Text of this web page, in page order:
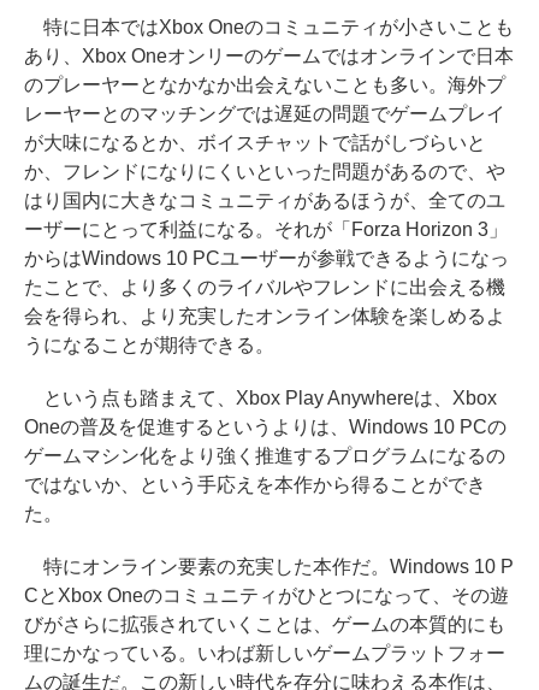
特に日本ではXbox Oneのコミュニティが小さいことも
あり、Xbox Oneオンリーのゲームではオンラインで日本
のプレーヤーとなかなか出会えないことも多い。海外プ
レーヤーとのマッチングでは遅延の問題でゲームプレイ
が大味になるとか、ボイスチャットで話がしづらいと
か、フレンドになりにくいといった問題があるので、や
はり国内に大きなコミュニティがあるほうが、全てのユ
ーザーにとって利益になる。それが「Forza Horizon 3」
からはWindows 10 PCユーザーが参戦できるようになっ
たことで、より多くのライバルやフレンドに出会える機
会を得られ、より充実したオンライン体験を楽しめるよ
うになることが期待できる。
という点も踏まえて、Xbox Play Anywhereは、Xbox
Oneの普及を促進するというよりは、Windows 10 PCの
ゲームマシン化をより強く推進するプログラムになるの
ではないか、という手応えを本作から得ることができ
た。
特にオンライン要素の充実した本作だ。Windows 10 P
CとXbox Oneのコミュニティがひとつになって、その遊
びがさらに拡張されていくことは、ゲームの本質的にも
理にかなっている。いわば新しいゲームプラットフォー
ムの誕生だ。この新しい時代を存分に味わえる本作は、